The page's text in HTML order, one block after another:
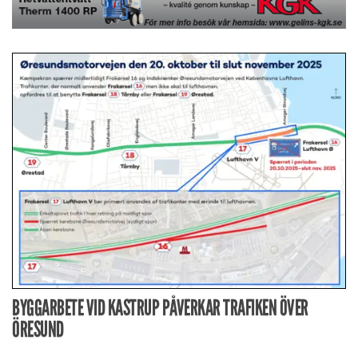
BYGGARBETE VID KASTRUP PÅVERKAR TRAFIKEN ÖVER
ÖRESUND